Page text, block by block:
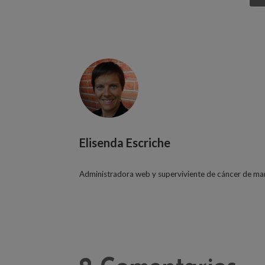
Elisenda Escriche
Administradora web y superviviente de cáncer de